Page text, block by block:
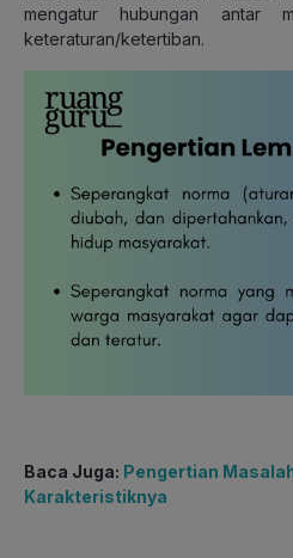
mengatur hubungan antar
keteraturan/ketertiban.
Baca Juga: Pengertian
Karakteristiknya